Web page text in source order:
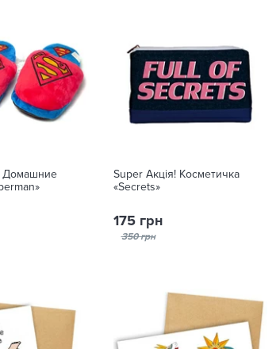
Домашние
Super Акція! Косметичка
«Secrets»
175 грн
350 грн